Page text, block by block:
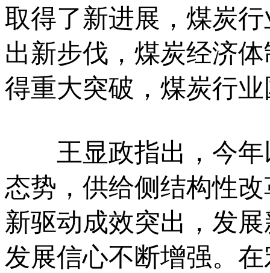
取得了新进展，煤炭
出新步伐，煤炭经济
得重大突破，煤炭行
王显政指出，今年
态势，供给侧结构性
新驱动成效突出，发
发展信心不断增强。